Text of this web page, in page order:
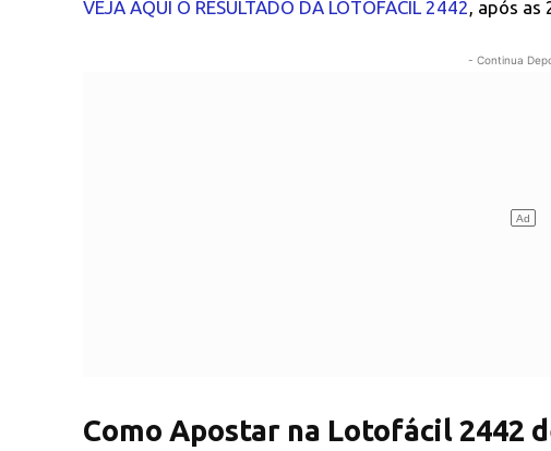
VEJA AQUI O RESULTADO DA LOTOFÁCIL 2442, após as
- Continua
Como Apostar na Lotofácil 2442